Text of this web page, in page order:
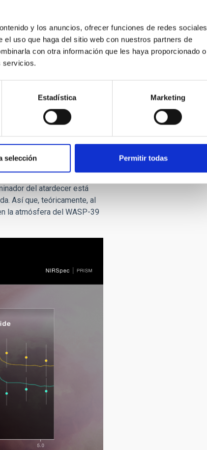
y los anuncios, ofrecer funciones de redes sociales
uso que haga del sitio web con nuestros partners de
con otra información que les haya proporcionado o
servicios.
Estadística Marketing
selección Permitir todas
precisa, y Webb lo
WASP-39 b, la cobertura de
tridimensionales,
descubrieron que en
que el lado del
del terminador es más
lo que origina
b puede alcanzar miles de
más nubosa la mañana
a la temperatura y
del planeta que antes
del atardecer está
Así que, teóricamente, al
la atmósfera del WASP-39